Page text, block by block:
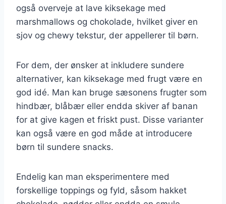
også overveje at lave kiksekage med
marshmallows og chokolade, hvilket giver en
sjov og chewy tekstur, der appellerer til børn.
For dem, der ønsker at inkludere sundere
alternativer, kan kiksekage med frugt være en
god idé. Man kan bruge sæsonens frugter som
hindbær, blåbær eller endda skiver af banan
for at give kagen et friskt pust. Disse varianter
kan også være en god måde at introducere
børn til sundere snacks.
Endelig kan man eksperimentere med
forskellige toppings og fyld, såsom hakket